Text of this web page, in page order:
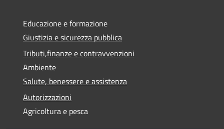
Educazione e formazione
Giustizia e sicurezza pubblica
Tributi,finanze e contravvenzioni
Ambiente
Salute, benessere e assistenza
Autorizzazioni
Agricoltura e pesca